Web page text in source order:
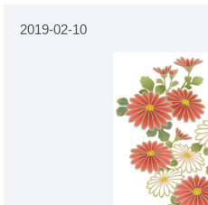
2019-02-10